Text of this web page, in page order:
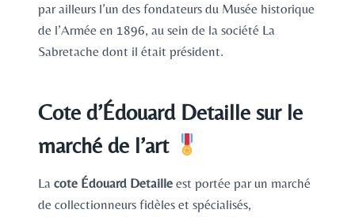
par ailleurs l’un des fondateurs du Musée historique
de l’Armée en 1896, au sein de la société La
Sabretache dont il était président.
Cote d’Édouard Detaille sur le
marché de l’art
La cote Édouard Detaille est portée par un marché
de collectionneurs fidèles et spécialisés,